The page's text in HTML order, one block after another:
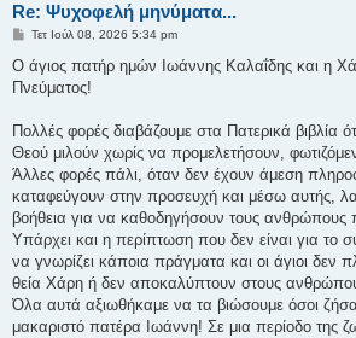
Re: Ψυχοφελή μηνύματα...
Δ
μ
σ
υ
σ
Τετ Ιούλ 08, 2026 5:34 pm
Ο άγιος πατήρ ημών Ιωάννης Καλαΐδης και η
Πνεύματος!
Πολλές φορές διαβάζουμε στα Πατερικά βιβλία
Θεού μιλούν χωρίς να προμελετήσουν,
Άλλες φορές πάλι, όταν δεν έχουν άμεση
καταφεύγουν στην προσευχή και μέσω αυτής,
βοήθεια για να καθοδηγήσουν τους ανθρώπους
Υπάρχει και η περίπτωση που δεν είναι για το
να γνωρίζει κάποια πράγματα και οι άγιοι δεν
θεία Χάρη ή δεν αποκαλύπτουν στους
Όλα αυτά αξιωθήκαμε να τα βιώσουμε όσοι
μακαριστό πατέρα Ιωάννη! Σε μια περίοδο της